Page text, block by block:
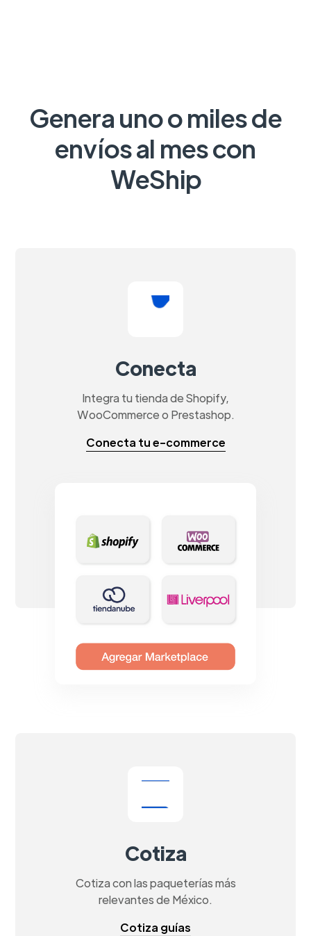
Genera uno o miles de
envíos al mes con
WeShip
Conecta
Integra tu tienda de Shopify,
WooCommerce o Prestashop.
Conecta tu e-commerce
Cotiza
Cotiza con las paqueterías más
relevantes de México.
Cotiza guías